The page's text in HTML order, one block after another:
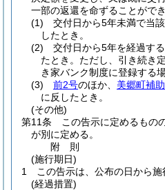
一部の返還を命ずることができ
(1)
交付日から5年未満で当
したとき。
(2)
交付日から5年を経過す
たとき。 ただし、引き続き
き家バンク制度に登録する
(3)
前2号のほか、 美郷町補
に反したとき。
(その他)
第11条
この告示に定めるもの
が別に定める。
附 則
(施行期日)
1
この告示は、公布の日から施
(経過措置)